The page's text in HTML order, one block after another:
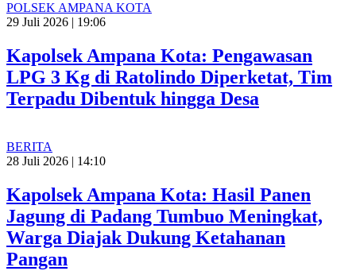
POLSEK AMPANA KOTA
29 Juli 2026 | 19:06
Kapolsek Ampana Kota: Pengawasan
LPG 3 Kg di Ratolindo Diperketat, Tim
Terpadu Dibentuk hingga Desa
BERITA
28 Juli 2026 | 14:10
Kapolsek Ampana Kota: Hasil Panen
Jagung di Padang Tumbuo Meningkat,
Warga Diajak Dukung Ketahanan
Pangan